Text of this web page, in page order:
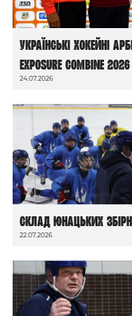
Українські хокейні
Exposure Combine
24.07.2026
Склад юнацьких
22.07.2026